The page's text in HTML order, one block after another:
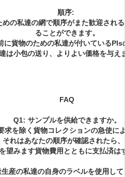
順序:
の私達の網で順序がまた歓迎され
ることができます。
に貨物のための私達が付いている
は小包の送り、よりよい価格を与え
FAQ
Q1: サンプルを供給できますか。
求を除く貨物コレクションの急使に
れはあなたの順序が確認されたら
望みます貨物費用とともに支払済は
産の私達の自身のラベルを使用し